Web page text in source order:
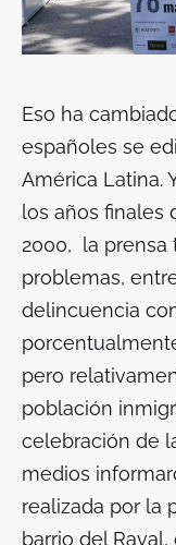
Eso ha
españoles se
América Latina.
los años finales
2000, la prensa
problemas,
delincuencia
pero
población
celebración de
medios
realizada por la
barrio del